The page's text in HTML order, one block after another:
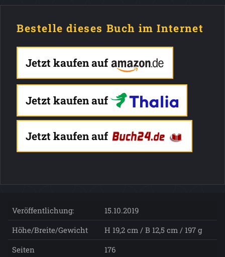
Bestelle dieses Buch im Internet
Jetzt kaufen auf
Jetzt kaufen auf
Jetzt kaufen auf
Veröffentlichung:
15.10.2019
Höhe/Breite/Gewicht
H 19,2 cm / B 12,5 cm / 197 g
Seiten
176